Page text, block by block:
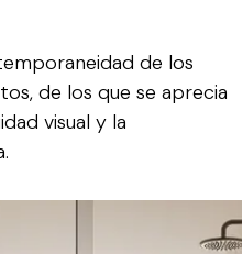
de los
de los que se aprecia
visual y la